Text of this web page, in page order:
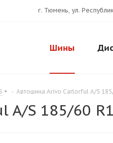
г. Тюмень, ул.
Шины
- Автошина Arivo Carlorful A/S
S 185/60